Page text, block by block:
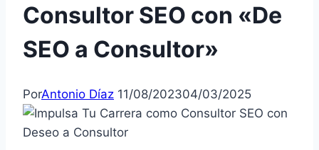
Consultor SEO con «De
SEO a Consultor»
PorAntonio Díaz 11/08/202304/03/2025